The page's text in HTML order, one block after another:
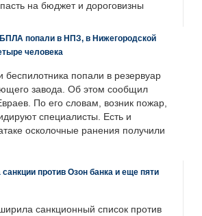
на бюджет и дороговизны
попали в НПЗ, в Нижегородской
человека
беспилотника попали в резервуар
завода. Об этом сообщил
По его словам, возник пожар,
специалисты. Есть и
осколочные ранения получили
против Озон банка и еще пяти
санкционный список против